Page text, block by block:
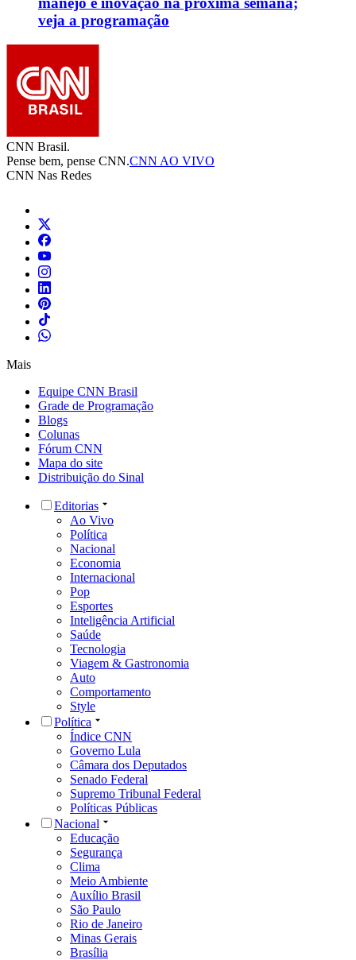
veja a programação
CNN Brasil.
Pense bem, pense CNN.CNN AO VIVO
CNN Nas Redes
Mais
Equipe CNN Brasil
Grade de Programação
Blogs
Colunas
Fórum CNN
Mapa do site
Distribuição do Sinal
Editorias
Ao Vivo
Política
Nacional
Economia
Internacional
Pop
Esportes
Inteligência Artificial
Saúde
Tecnologia
Viagem & Gastronomia
Auto
Comportamento
Style
Política
Índice CNN
Governo Lula
Câmara dos Deputados
Senado Federal
Supremo Tribunal Federal
Políticas Públicas
Nacional
Educação
Segurança
Clima
Meio Ambiente
Auxílio Brasil
São Paulo
Rio de Janeiro
Minas Gerais
Brasília